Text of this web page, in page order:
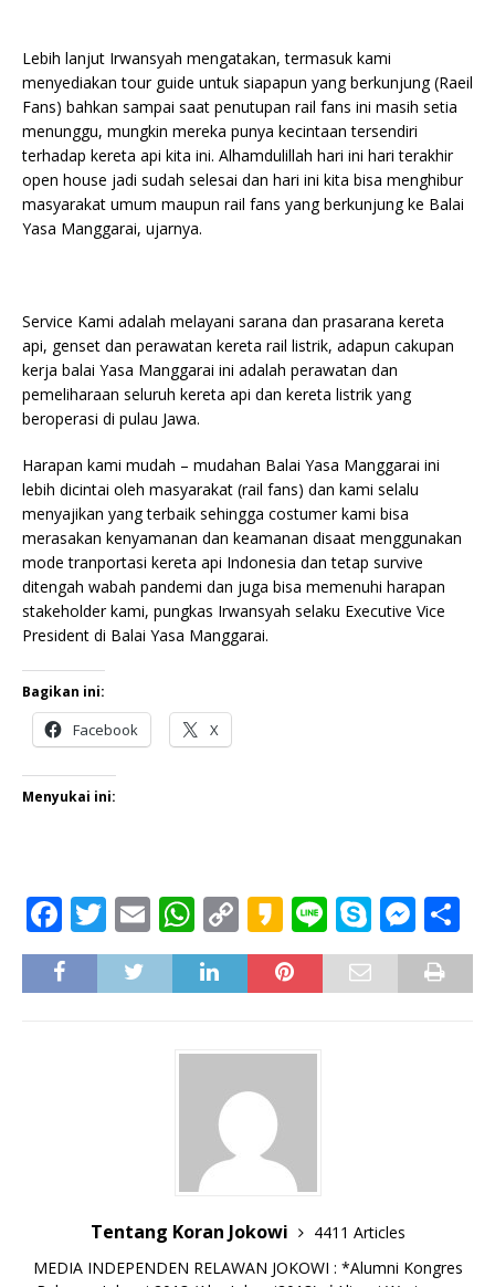
Lebih lanjut Irwansyah mengatakan, termasuk kami
menyediakan tour guide untuk siapapun yang berkunjung (Raeil
Fans) bahkan sampai saat penutupan rail fans ini masih setia
menunggu, mungkin mereka punya kecintaan tersendiri
terhadap kereta api kita ini. Alhamdulillah hari ini hari terakhir
open house jadi sudah selesai dan hari ini kita bisa menghibur
masyarakat umum maupun rail fans yang berkunjung ke Balai
Yasa Manggarai, ujarnya.
Service Kami adalah melayani sarana dan prasarana kereta
api, genset dan perawatan kereta rail listrik, adapun cakupan
kerja balai Yasa Manggarai ini adalah perawatan dan
pemeliharaan seluruh kereta api dan kereta listrik yang
beroperasi di pulau Jawa.
Harapan kami mudah – mudahan Balai Yasa Manggarai ini
lebih dicintai oleh masyarakat (rail fans) dan kami selalu
menyajikan yang terbaik sehingga costumer kami bisa
merasakan kenyamanan dan keamanan disaat menggunakan
mode tranportasi kereta api Indonesia dan tetap survive
ditengah wabah pandemi dan juga bisa memenuhi harapan
stakeholder kami, pungkas Irwansyah selaku Executive Vice
President di Balai Yasa Manggarai.
Bagikan ini:
Facebook X
Menyukai ini:
F
a
c
T
w
it
E
m
ai
W
h
at
A
C
o
p
Li
n
K
a
k
o
Li
n
e
S
k
y
M
e
ss
h
ar
Tentang Koran Jokowi
4411 Articles
MEDIA INDEPENDEN RELAWAN JOKOWI : *Alumni Kongres